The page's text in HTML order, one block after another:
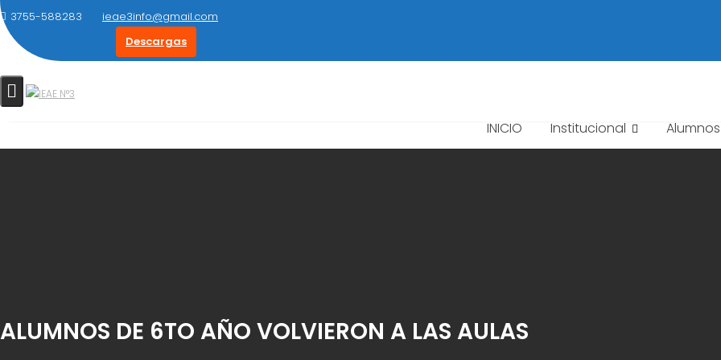
Saltar
al
contenido
3755-588283
ieae3info@gmail.com
Descargas
INICIO Institucional Alumnos
ALUMNOS DE 6TO AÑO VOLVIERON A LAS AULAS